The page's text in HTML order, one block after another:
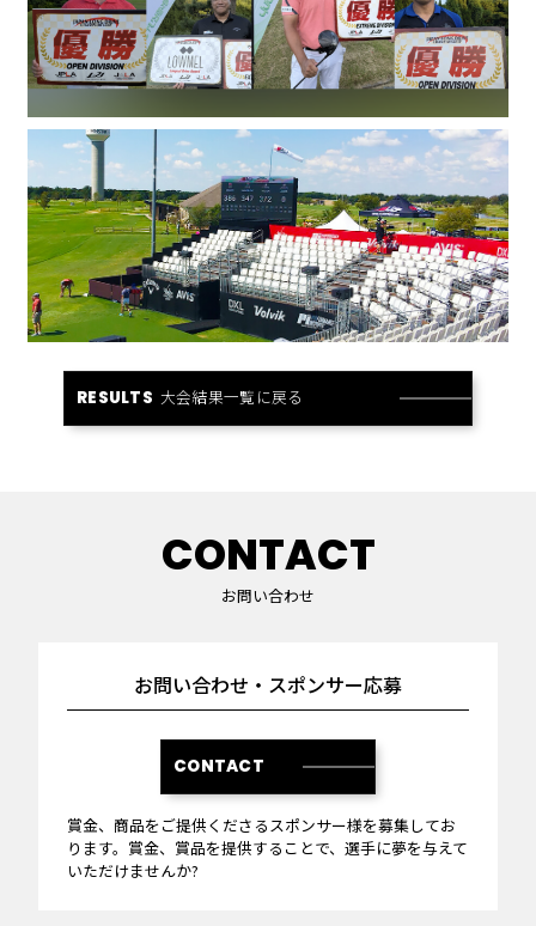
RESULTS 大会結果一覧に戻る
CONTACT
お問い合わせ
お問い合わせ・スポンサー応募
CONTACT
賞金、商品をご提供くださるスポンサー様を募集してお
ります。賞金、賞品を提供することで、選手に夢を与えて
いただけませんか?